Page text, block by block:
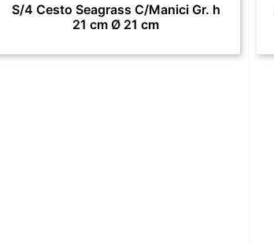
S/4 Cesto Seagrass C/Manici Gr. h
21 cm Ø 21 cm